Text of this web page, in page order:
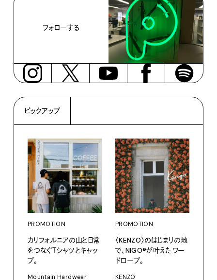
フォローする
ピックアップ
PROMOTION
カリフォルニアの山と日常
をつなぐＴシャツとキャッ
プ。
Mountain Hardwear
PROMOTION
〈KENZO〉のはじまりの地
で、NIGO®が叶えたワー
ドローブ。
KENZO